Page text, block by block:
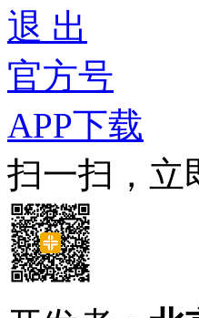
退 出
官方号
APP下载
扫一扫，立